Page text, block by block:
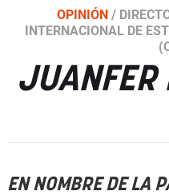
OPINIÓN /
INTERNACIONAL DE
JUANFER
EN NOMBRE DE LA